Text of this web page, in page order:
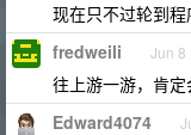
现在只不过轮到
fredweili Jun 8
往上游一游，肯
Edward4074